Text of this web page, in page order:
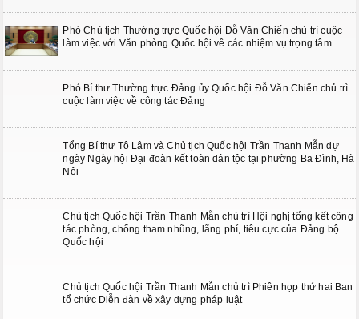
Phó Chủ tịch Thường trực Quốc hội Đỗ Văn Chiến chủ trì cuộc
làm việc với Văn phòng Quốc hội về các nhiệm vụ trọng tâm
Phó Bí thư Thường trực Đảng ủy Quốc hội Đỗ Văn Chiến chủ trì
cuộc làm việc về công tác Đảng
Tổng Bí thư Tô Lâm và Chủ tịch Quốc hội Trần Thanh Mẫn dự
ngày Ngày hội Đại đoàn kết toàn dân tộc tại phường Ba Đình, Hà
Nội
Chủ tịch Quốc hội Trần Thanh Mẫn chủ trì Hội nghị tổng kết công
tác phòng, chống tham nhũng, lãng phí, tiêu cực của Đảng bộ
Quốc hội
Chủ tịch Quốc hội Trần Thanh Mẫn chủ trì Phiên họp thứ hai Ban
tổ chức Diễn đàn về xây dựng pháp luật